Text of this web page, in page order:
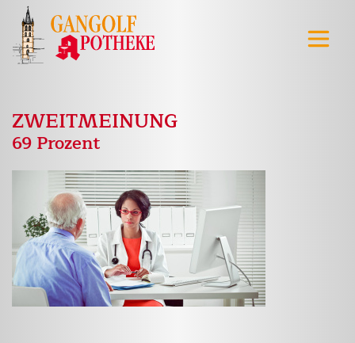
ZWEITMEINUNG
69 Prozent